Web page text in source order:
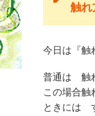
触れ
今日は『触
普通は 触
この場合触
ときには